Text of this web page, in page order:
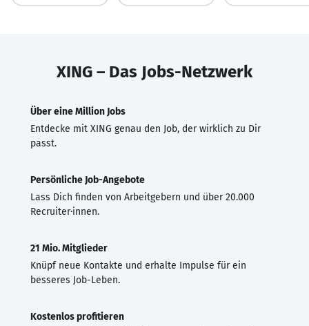
XING – Das Jobs-Netzwerk
Über eine Million Jobs
Entdecke mit XING genau den Job, der wirklich zu Dir
passt.
Persönliche Job-Angebote
Lass Dich finden von Arbeitgebern und über 20.000
Recruiter·innen.
21 Mio. Mitglieder
Knüpf neue Kontakte und erhalte Impulse für ein
besseres Job-Leben.
Kostenlos profitieren